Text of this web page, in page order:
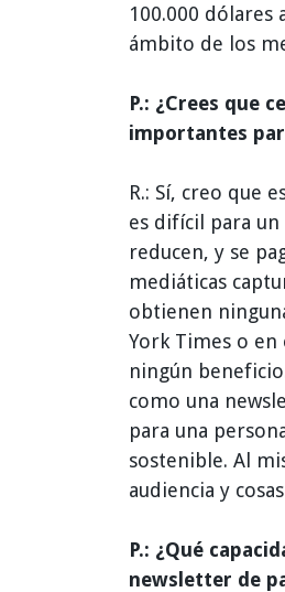
100.000 dólares
ámbito de los
P.: ¿Crees que
importantes
R.: Sí, creo que
es difícil para un
reducen, y se
mediáticas
obtienen
York Times o
ningún
como una
para una
sostenible. Al
audiencia y
P.: ¿Qué
newsletter de